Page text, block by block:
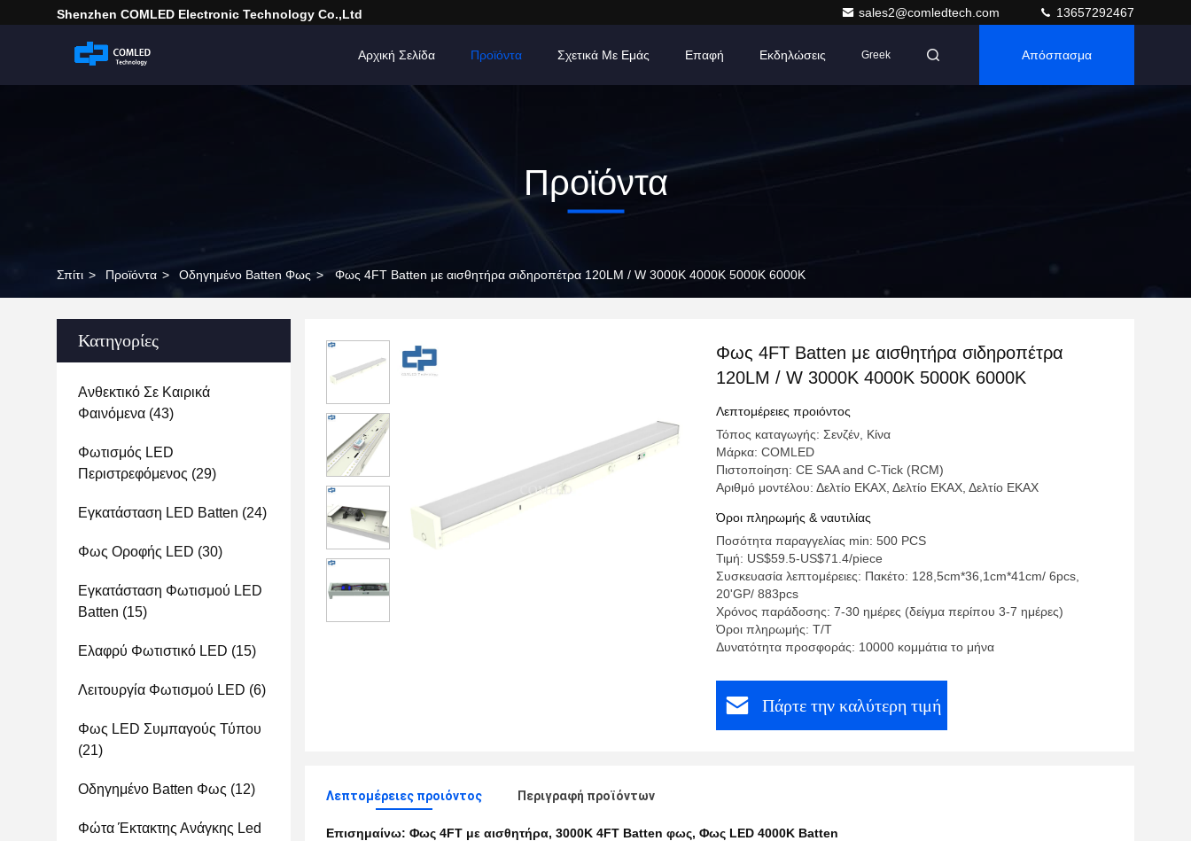
Shenzhen COMLED Electronic Technology Co.,ltd sales2@comledtech.com 13657292467
Αρχική Σελίδα Προϊόντα Σχετικά Με Εμάς Επαφή Εκδηλώσεις Greek Απόσπασμα
Προϊόντα
Σπίτι > Προϊόντα > Οδηγημένο Batten Φως > Φως 4FT Batten με αισθητήρα σιδηροπέτρα 120LM / W 3000K 4000K 5000K 6000K
Κατηγορίες
Ανθεκτικό Σε Καιρικά
Φαινόμενα (43)
Φωτισμός LED
Περιστρεφόμενος (29)
Εγκατάσταση LED Batten (24)
Φως Οροφής LED (30)
Εγκατάσταση Φωτισμού LED
Batten (15)
Ελαφρύ Φωτιστικό LED (15)
Λειτουργία Φωτισμού LED (6)
Φως LED Συμπαγούς Τύπου
(21)
Οδηγημένο Batten Φως (12)
Φώτα Έκτακτης Ανάγκης Led
Φως 4FT Batten με αισθητήρα σιδηροπέτρα
120LM / W 3000K 4000K 5000K 6000K
Λεπτομέρειες προιόντος
Τόπος καταγωγής: Σενζέν, Κίνα
Μάρκα: COMLED
Πιστοποίηση: CE SAA and C-Tick (RCM)
Αριθμό μοντέλου: Δελτίο ΕΚΑΧ, Δελτίο ΕΚΑΧ, Δελτίο ΕΚΑΧ
Όροι πληρωμής & ναυτιλίας
Ποσότητα παραγγελίας min: 500 PCS
Τιμή: US$59.5-US$71.4/piece
Συσκευασία λεπτομέρειες: Πακέτο: 128,5cm*36,1cm*41cm/ 6pcs,
20'GP/ 883pcs
Χρόνος παράδοσης: 7-30 ημέρες (δείγμα περίπου 3-7 ημέρες)
Όροι πληρωμής: Τ/Τ
Δυνατότητα προσφοράς: 10000 κομμάτια το μήνα
Πάρτε την καλύτερη τιμή
Λεπτομέρειες προιόντος Περιγραφή προϊόντων
Επισημαίνω: Φως 4FT με αισθητήρα, 3000K 4FT Batten φως, Φως LED 4000K Batten